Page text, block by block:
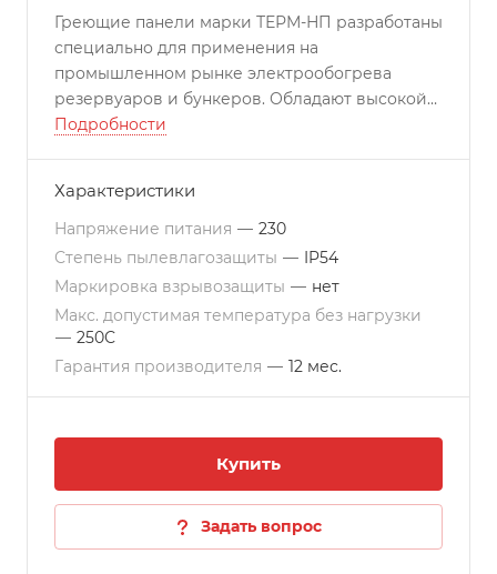
Греющие панели марки ТЕРМ-НП разработаны
специально для применения на
промышленном рынке электрообогрева
резервуаров и бункеров. Обладают высокой
стойкостью к влаге, химически агрессивным
Подробности
Характеристики
Напряжение питания — 230
Степень пылевлагозащиты — IP54
Маркировка взрывозащиты — нет
Макс. допустимая температура без нагрузки
— 250С
Гарантия производителя — 12 мес.
Купить
Задать вопрос